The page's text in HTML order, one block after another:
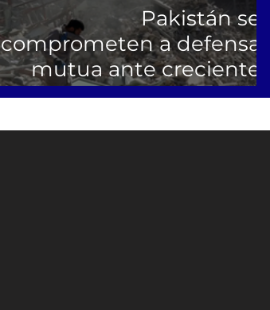
Pakistán se
comprometen a defensa
mutua ante creciente
inestabilidad en Medio